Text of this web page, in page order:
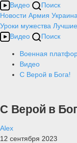
Видео
Поиск
Новости Армия Украина
Уроки мужества
Видео
Поиск
Военная
Видео
С Верой в Бога!
С Верой в
Alex
12 сентября 2023